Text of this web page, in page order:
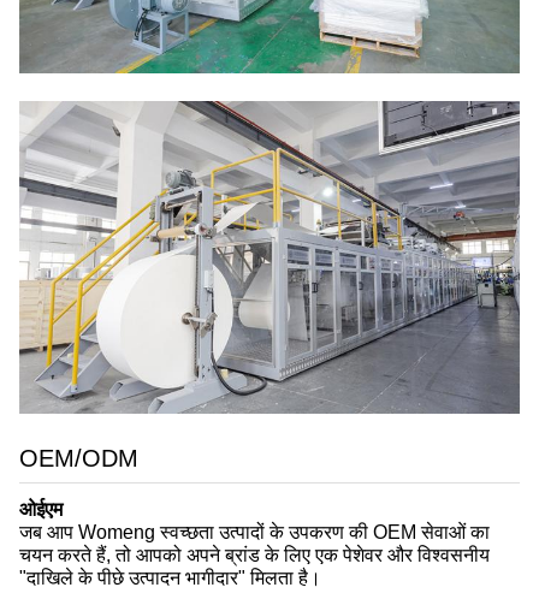
OEM/ODM
ओईएम
जब आप Womeng स्वच्छता उत्पादों के उपकरण की OEM सेवाओं का
चयन करते हैं, तो आपको अपने ब्रांड के लिए एक पेशेवर और विश्वसनीय
"दाखिले के पीछे उत्पादन भागीदार" मिलता है।